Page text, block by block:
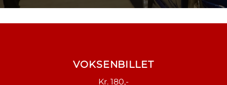
VOKSENBILLET
Kr. 180,-